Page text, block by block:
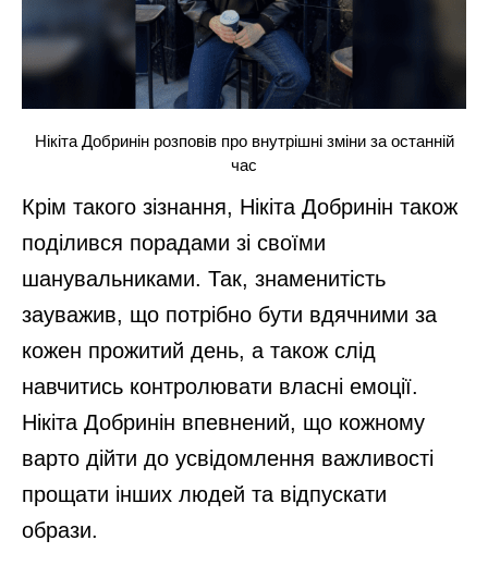
Нікіта Добринін розповів про внутрішні зміни за останній
час
Крім такого зізнання, Нікіта Добринін також
поділився порадами зі своїми
шанувальниками. Так, знаменитість
зауважив, що потрібно бути вдячними за
кожен прожитий день, а також слід
навчитись контролювати власні емоції.
Нікіта Добринін впевнений, що кожному
варто дійти до усвідомлення важливості
прощати інших людей та відпускати
образи.